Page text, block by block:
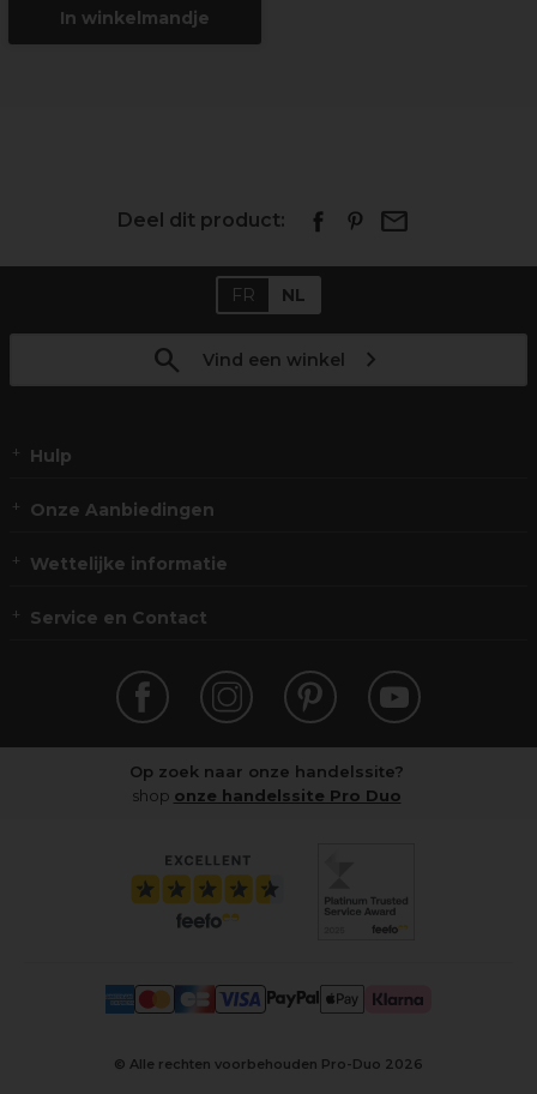
In winkelmandje
Deel dit product:
FR NL
Vind een winkel
Hulp
Onze Aanbiedingen
Wettelijke informatie
Service en Contact
Op zoek naar onze handelssite?
shop onze handelssite Pro Duo
© Alle rechten voorbehouden Pro-Duo 2026